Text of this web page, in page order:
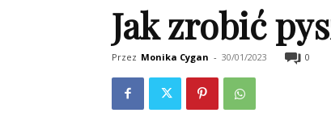
Jak zrobić
Przez Monika Cygan - 30/01/2023 0